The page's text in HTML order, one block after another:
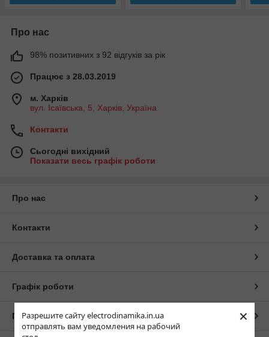
Разрешите сайту electrodinamika.in.ua
отправлять вам уведомления на рабочий
×
Про нас
98% позитивних з 92 відгуків за рік
Працює з 28.03.2019
м. Харків
вул. Ісаївська, 5, Харків, Україна
Контакти
Сьогодні вихідний
Показати весь графік роботи
Про нас
Контакти
Доставка та оплата
Графік роботи
Повна версія сайту